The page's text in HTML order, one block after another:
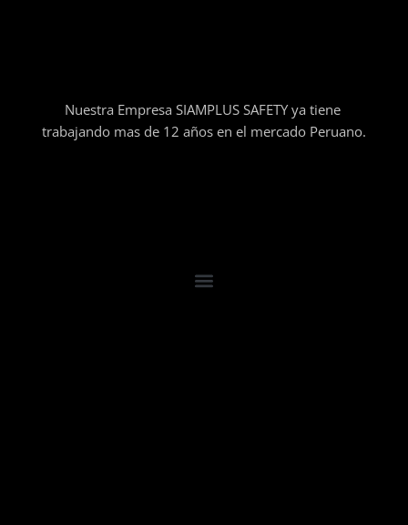
Nuestra Empresa SIAMPLUS SAFETY ya tiene
trabajando mas de 12 años en el mercado Peruano.